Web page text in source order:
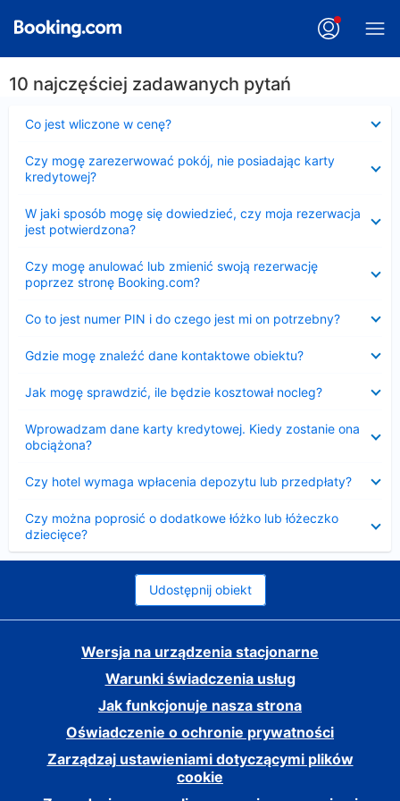
10 najczęściej zadawanych pytań
Co jest wliczone w cenę?
Czy mogę zarezerwować pokój, nie posiadając karty
kredytowej?
W jaki sposób mogę się dowiedzieć, czy moja rezerwacja
jest potwierdzona?
Czy mogę anulować lub zmienić swoją rezerwację
poprzez stronę Booking.com?
Co to jest numer PIN i do czego jest mi on potrzebny?
Gdzie mogę znaleźć dane kontaktowe obiektu?
Jak mogę sprawdzić, ile będzie kosztował nocleg?
Wprowadzam dane karty kredytowej. Kiedy zostanie ona
obciążona?
Czy hotel wymaga wpłacenia depozytu lub przedpłaty?
Czy można poprosić o dodatkowe łóżko lub łóżeczko
dziecięce?
Udostępnij obiekt
Wersja na urządzenia stacjonarne
Warunki świadczenia usług
Jak funkcjonuje nasza strona
Oświadczenie o ochronie prywatności
Zarządzaj ustawieniami dotyczącymi plików
cookie